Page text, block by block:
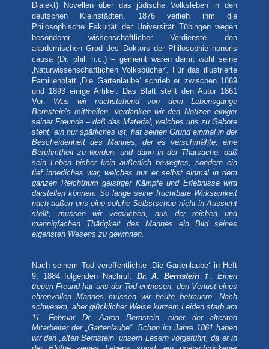
Dialekt) Novellen über das jüdische Volksleben in den
deutschen Kleinstädten. 1876 verlieh ihm die
Philosophische Fakultät der Universität Tübingen wegen
besonderer wissenschaftlicher Verdienste den
akademischen Grad des Doktors der Philosophie honoris
causa (Dr. phil. h.c.) – gemeint waren damit wohl seine
‚Naturwissenschaftlichen Volksbücher‘. Für das illustrierte
Familienblatt ‚Die Gartenlaube‘ schrieb er zwischen 1869
und 1893 einige Artikel. Das Blatt stellt den Autor 1861
Vor: Was wir nachstehend von dem Lebensgange
Bernstein’s mittheilen, verdanken wir den Notizen einiger
seiner Freunde – daß das Material, welches uns zu Gebote
steht, ein nur spärliches ist, hat seinen Grund einmal in der
Bescheidenheit des Mannes, der es verschmähte, eine
Berühmtheit zu werden, und dann in der Thatsache, daß
sein Leben bisher kein äußerlich bewegtes, sondern ein
tief innerliches war, welches nur er selbst einmal in dem
ganzen Reichthum geistiger Kämpfe und Erlebnisse wird
darstellen können. So lange seine fruchtbare Wirksamkeit
nach außen uns eine solche Selbstschau nicht in Aussicht
stellt, müssen wir versuchen, aus der reichen und
mannigfachen Thätigkeit des Mannes ein Bild seines
eigensten Wesens zu gewinnen.
Nach seinem Tod veröffentlichte ‚Die Gartenlaube‘ in Heft
9, 1884 folgenden Nachruf: Dr. A. Bernstein †.
Einen
treuen Freund hat uns der Tod entrissen, den Verlust eines
ehrenvollen Mannes müssen wir heute betrauern. Nach
schwerem, aber glücklicher Weise kurzem Leiden starb am
11. Februar Dr.
Aaron Bernstein, einer der ältesten
Mitarbeiter der „Gartenlaube“. Schon im Jahre 1861 haben
wir den „alten Bernstein“ unsern Lesern vorgeführt, da er in